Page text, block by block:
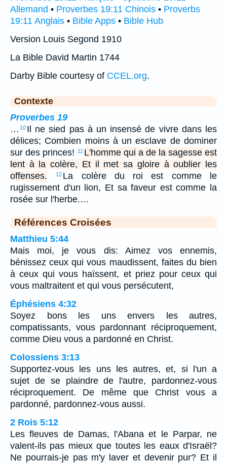
Allemand • Proverbes 19:11 Chinois • Proverbs
19:11 Anglais • Bible Apps • Bible Hub
Version Louis Segond 1910
La Bible David Martin 1744
Darby Bible courtesy of CCEL.org.
Contexte
Proverbes 19
… 10 Il ne sied pas à un insensé de vivre dans les
délices; Combien moins à un esclave de dominer
sur des princes!
11 L'homme qui a de la sagesse est
lent à la colère, Et il met sa gloire à oublier les
offenses.
12 La colère du roi est comme le
rugissement d'un lion, Et sa faveur est comme la
rosée sur l'herbe.…
Références Croisées
Matthieu 5:44
Mais moi, je vous dis: Aimez vos ennemis,
bénissez ceux qui vous maudissent, faites du bien
à ceux qui vous haïssent, et priez pour ceux qui
vous maltraitent et qui vous persécutent,
Éphésiens 4:32
Soyez bons les uns envers les autres,
compatissants, vous pardonnant réciproquement,
comme Dieu vous a pardonné en Christ.
Colossiens 3:13
Supportez-vous les uns les autres, et, si l'un a
sujet de se plaindre de l'autre, pardonnez-vous
réciproquement. De même que Christ vous a
pardonné, pardonnez-vous aussi.
2 Rois 5:12
Les fleuves de Damas, l'Abana et le Parpar, ne
valent-ils pas mieux que toutes les eaux d'Israël?
Ne pourrais-je pas m'y laver et devenir pur? Et il